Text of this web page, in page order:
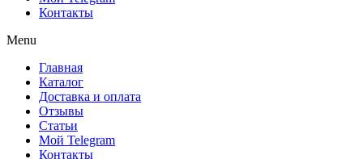
Контакты
Menu
Главная
Каталог
Доставка и оплата
Отзывы
Статьи
Мой Telegram
Контакты